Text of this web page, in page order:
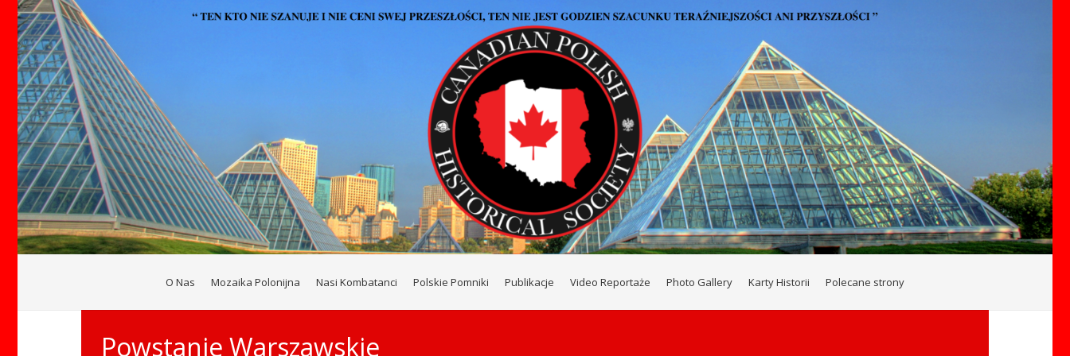
O Nas Mozaika Polonijna Nasi Kombatanci Polskie Pomniki Publikacje Video Reportaże Photo Gallery Karty Historii Polecane strony
Powstanie Warszawskie